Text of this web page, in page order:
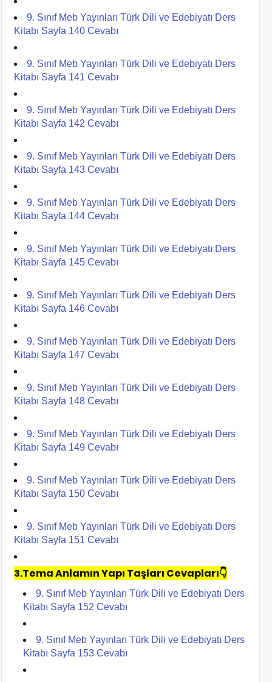
9. Sınıf Meb Yayınları Türk Dili ve Edebiyatı Ders
Kitabı Sayfa 140 Cevabı
9. Sınıf Meb Yayınları Türk Dili ve Edebiyatı Ders
Kitabı Sayfa 141 Cevabı
9. Sınıf Meb Yayınları Türk Dili ve Edebiyatı Ders
Kitabı Sayfa 142 Cevabı
9. Sınıf Meb Yayınları Türk Dili ve Edebiyatı Ders
Kitabı Sayfa 143 Cevabı
9. Sınıf Meb Yayınları Türk Dili ve Edebiyatı Ders
Kitabı Sayfa 144 Cevabı
9. Sınıf Meb Yayınları Türk Dili ve Edebiyatı Ders
Kitabı Sayfa 145 Cevabı
9. Sınıf Meb Yayınları Türk Dili ve Edebiyatı Ders
Kitabı Sayfa 146 Cevabı
9. Sınıf Meb Yayınları Türk Dili ve Edebiyatı Ders
Kitabı Sayfa 147 Cevabı
9. Sınıf Meb Yayınları Türk Dili ve Edebiyatı Ders
Kitabı Sayfa 148 Cevabı
9. Sınıf Meb Yayınları Türk Dili ve Edebiyatı Ders
Kitabı Sayfa 149 Cevabı
9. Sınıf Meb Yayınları Türk Dili ve Edebiyatı Ders
Kitabı Sayfa 150 Cevabı
9. Sınıf Meb Yayınları Türk Dili ve Edebiyatı Ders
Kitabı Sayfa 151 Cevabı
3.Tema Anlamın Yapı Taşları Cevapları👇
9. Sınıf Meb Yayınları Türk Dili ve Edebiyatı Ders
Kitabı Sayfa 152 Cevabı
9. Sınıf Meb Yayınları Türk Dili ve Edebiyatı Ders
Kitabı Sayfa 153 Cevabı